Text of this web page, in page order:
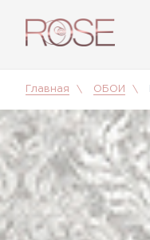
Главная ОБОИ